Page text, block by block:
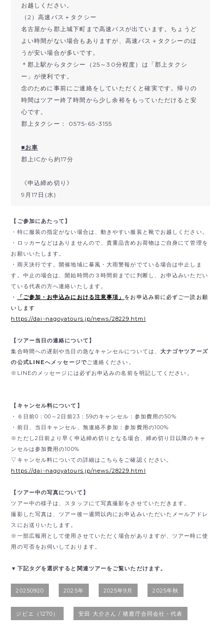
お越しください。
（2）高速バス＋タクシー
名古屋から郡上城下町まで高速バスが出ています。ちょうど
よい時間がない場合もありますが、高速バス＋タクシーのほ
うが安い場合が多いです。
＊郡上駅からタクシー（25～30分程度）は「郡上タクシ
ー」が便利です。
念のために事前にご連絡をしていただくと確実です。帰りの
時間はツアー終了時間から少し余裕をもっていただけると安
心です。
郡上タクシー： 0575-65-3155
■お車
郡上ICから約17分
《申込締め切り》
9月17日(水)
【ご参加にあたって】
・特に服装の指定がない場合は、動きやすい服装と靴でお越しください。
・ロッカーなどはありませんので、貴重品含めお荷物はご自身にて管理を
お願いいたします。
・雨天決行です。開催地域に暴風・大雨警報がでている場合は中止しま
す。中止の場合は、開始時間の３時間前までに判断し、お申込みいただい
ている代表の方へ連絡いたします。
・
「ご参加・お申込みにおける注意事項」 をお申込み前に必ずご一読お願
いします
https://dai-nagoyatours.jp/news/28229.html
【ツアー当日の連絡について】
集合時間への遅刻や当日の急なキャンセルについては、 大ナゴヤツアーズ
の公式LINEへメッセージでご連絡ください。
※LINEのメッセージには必ずお申込みの名前を明記してください。
【キャンセル料について】
・６日前0：00～2日前23：59のキャンセル：参加費用の50%
・前日、当日キャンセル、無連絡不参加：参加費用の100%
※ただし2日前より早く申込締め切りとなる場合、締め切り日以降のキャ
ンセルは参加費用の100%
▽キャンセル料についての詳細はこちらをご確認ください。
https://dai-nagoyatours.jp/news/28229.html
【ツアー中の写真について】
ツアー中の様子は、スタッフにて写真撮影をさせていただきます。
撮影した写真は、ツアー後一週間以内にお申込みいただいたメールアドレ
スにお送りいたします。
※一部広報用として使用させていただく場合がありますが、ツアー時に使
用の可否をお伺いしております。
▼下記タグを選択すると関連ツアーをご覧いただけます。
20250920 2025年 2025年9月 2025年秋
ジビエ（1270） 安田 大介さん / 猪鹿庁合同会社・代表